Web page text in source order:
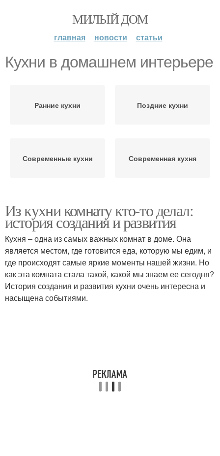
МИЛЫЙ ДОМ
главная новости статьи
Кухни в домашнем интерьере
Ранние кухни Поздние кухни
Современные кухни Современная кухня
Из кухни комнату кто-то делал:
история создания и развития
Кухня – одна из самых важных комнат в доме. Она
является местом, где готовится еда, которую мы едим, и
где происходят самые яркие моменты нашей жизни. Но
как эта комната стала такой, какой мы знаем ее сегодня?
История создания и развития кухни очень интересна и
насыщена событиями.